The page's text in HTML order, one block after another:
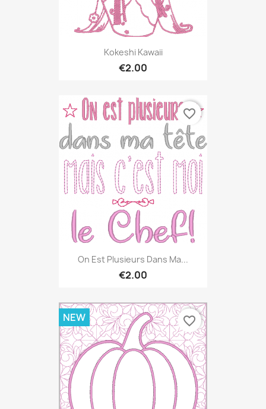
Kokeshi Kawaii
€2.00
On Est Plusieurs Dans Ma...
€2.00
favorite_border
NEW favorite_border